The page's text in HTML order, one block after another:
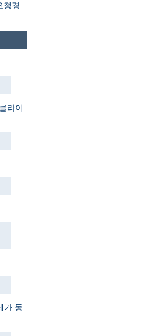
청경
라이
가 동